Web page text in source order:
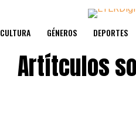
CULTURA GÉNEROS DEPORTES
Artítculos